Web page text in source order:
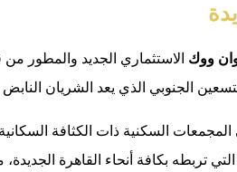
ووك الاستثماري الجديد والمطور من
الجنوبي الذي يعد الشريان النابض
السكنية ذات الكثافة
تربطه بكافة أنحاء القاهرة